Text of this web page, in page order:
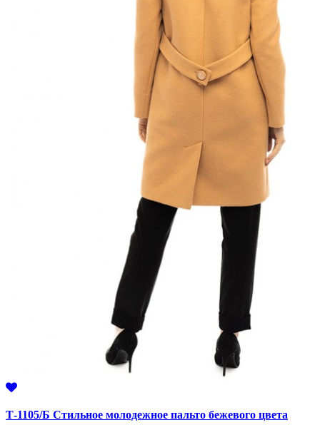
Т-1105/Б Стильное молодежное пальто бежевого цвета